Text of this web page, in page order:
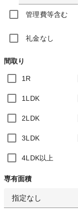
管理費等含む
礼金なし
間取り
1R
1LDK
2LDK
3LDK
4LDK以上
専有面積
指定なし